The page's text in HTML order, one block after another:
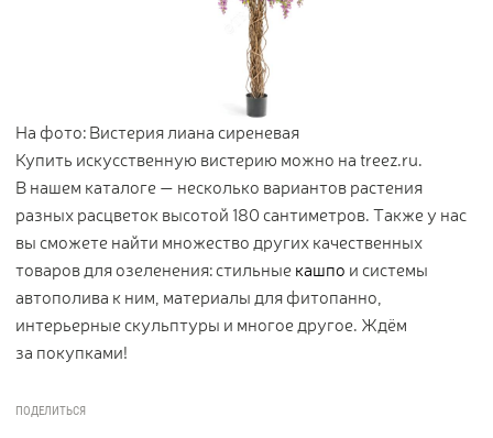
На фото: Вистерия лиана сиреневая
Купить искусственную вистерию можно на treez.ru.
В нашем каталоге — несколько вариантов растения
разных расцветок высотой 180 сантиметров. Также у нас
вы сможете найти множество других качественных
товаров для озеленения: стильныекашпо и системы
автополива к ним, материалы для фитопанно,
интерьерные скульптуры и многое другое. Ждём
за покупками!